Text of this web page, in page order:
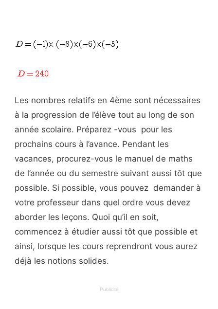
Les nombres relatifs en 4ème sont nécessaires
à la progression de l’élève tout au long de son
année scolaire. Préparez -vous pour les
prochains cours à l’avance. Pendant les
vacances, procurez-vous le manuel de maths
de l’année ou du semestre suivant aussi tôt que
possible. Si possible, vous pouvez demander à
votre professeur dans quel ordre vous devez
aborder les leçons. Quoi qu’il en soit,
commencez à étudier aussi tôt que possible et
ainsi, lorsque les cours reprendront vous aurez
déjà les notions solides.
Publicité